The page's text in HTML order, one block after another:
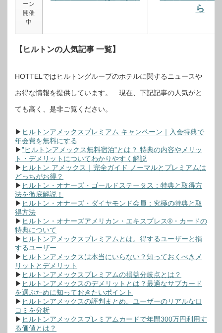
ーン
開催
中
ら
【ヒルトンの人気記事 一覧】
HOTTELではヒルトングループのホテルに関するニュースや
お得な情報を提供しています。 現在、下記記事の人気がと
ても高く、是非ご覧ください。
▶ ヒルトンアメックスプレミアム キャンペーン｜入会特典で
年会費を無料にする
▶”ヒルトンアメックス無料宿泊”とは？ 特典の内容やメリッ
ト・デメリットについてわかりやすく解説
▶ ヒルトン アメックス｜完全ガイド ノーマルとプレミアムは
どっちがお得？
▶ ヒルトン・オナーズ・ゴールドステータス：特典と取得方
法を徹底解説！
▶ ヒルトン・オナーズ・ダイヤモンド会員：究極の特典と取
得方法
▶ ヒルトン・オナーズアメリカン・エキスプレス®・カードの
特典について
▶ ヒルトンアメックスプレミアムとは。得するユーザーと損
するユーザー
▶ ヒルトンアメックスは本当にいらない？知っておくべきメ
リットとデメリット
▶ ヒルトンアメックスプレミアムの損益分岐点とは？
▶ ヒルトンアメックスのデメリットとは？最適なサブカード
を選ぶために知っておきたいポイント
▶ ヒルトンアメックスの評判まとめ。ユーザーのリアルな口
コミを分析
▶ ヒルトンアメックスプレミアムカードで年間300万円利用す
る価値とは？